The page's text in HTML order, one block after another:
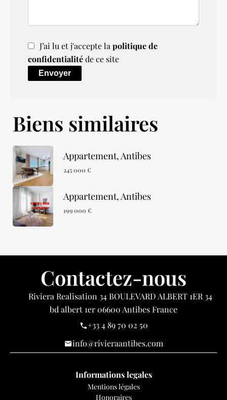
J’ai lu et j'accepte la politique de
confidentialitéde ce site
Envoyer
Biens similaires
Appartement, Antibes
245 000 €
Appartement, Antibes
199 000 €
Contactez-nous
Riviera Realisation 34 BOULEVARD ALBERT 1ER 34
bd albert 1er06600 Antibes France
+33 4 89 70 02 50
info@rivieraantibes.com
Informations legales
Mentions légales
Honoraires